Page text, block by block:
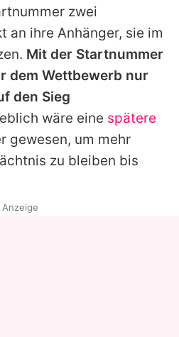
zwei
an ihre Anhänger, sie im
Mit der Startnummer
dem Wettbewerb nur
den Sieg
wäre eine spätere
gewesen, um mehr
zu bleiben bis
Anzeige